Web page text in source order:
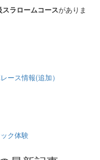
スラロームコースがありま
ース情報(追加）
ク体験